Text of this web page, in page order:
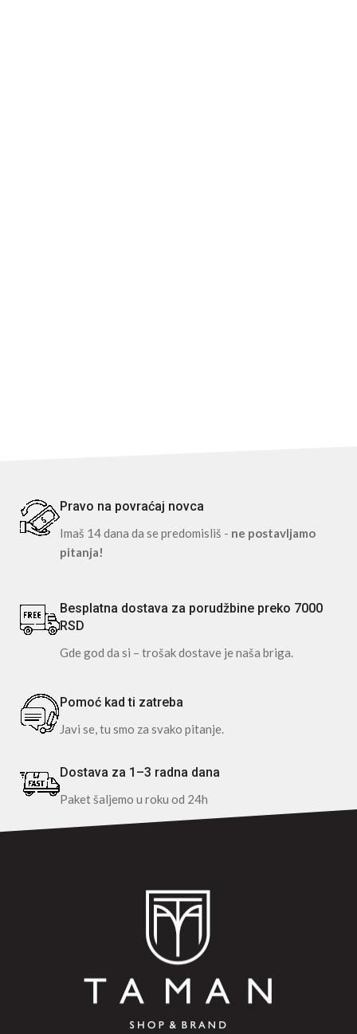
Pravo na povraćaj novca
Imaš 14 dana da se predomisliš - ne postavljamo
pitanja!
Besplatna dostava za porudžbine preko 7000
RSD
Gde god da si – trošak dostave je naša briga.
Pomoć kad ti zatreba
Javi se, tu smo za svako pitanje.
Dostava za 1–3 radna dana
Paket šaljemo u roku od 24h